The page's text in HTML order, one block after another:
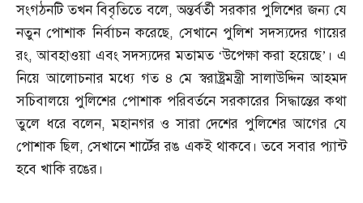
সংগঠনটি তখন বিবৃতিতে বলে,অন্তর্বর্তী সরকার পুলিশের জন্য যে
নতুন পোশাক নির্বাচন করেছে,সেখানে পুলিশ সদস্যদের গায়ের
রং,আবহাওয়া এবং সদস্যদের মতামত ‘উপেক্ষা করা হয়েছে’। এ
নিয়ে আলোচনার মধ্যে গত ৪ মে স্বরাষ্ট্রমন্ত্রী সালাউদ্দিন আহমদ
সচিবালয়ে পুলিশের পোশাক পরিবর্তনে সরকারের সিদ্ধান্তের কথা
তুলে ধরে বলেন,মহানগর ও সারা দেশের পুলিশের আগের যে
পোশাক ছিল,সেখানে শার্টের রঙ একই থাকবে। তবে সবার প্যান্ট
হবে খাকি রঙের।